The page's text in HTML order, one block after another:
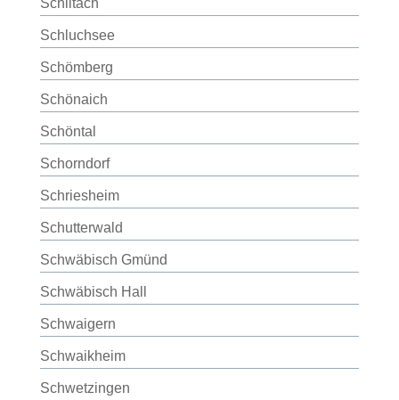
Schiltach
Schluchsee
Schömberg
Schönaich
Schöntal
Schorndorf
Schriesheim
Schutterwald
Schwäbisch Gmünd
Schwäbisch Hall
Schwaigern
Schwaikheim
Schwetzingen